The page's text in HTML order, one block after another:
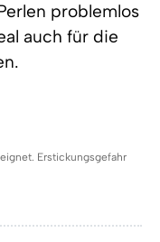
problemlos
auch für die
Erstickungsgefahr